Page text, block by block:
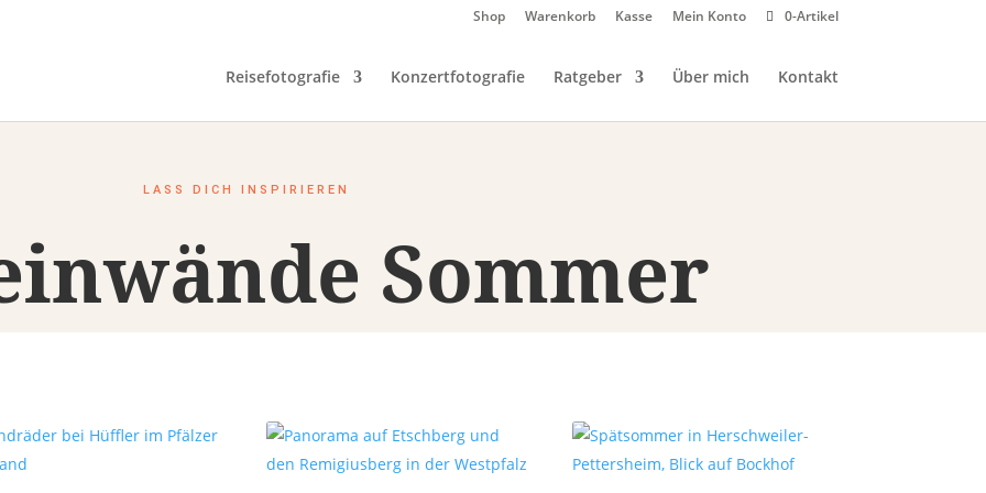
Shop Warenkorb Kasse Mein Konto 0-Artikel
Reisefotografie Konzertfotografie Ratgeber Über mich Kontakt
LASS DICH INSPIRIEREN
Sommer